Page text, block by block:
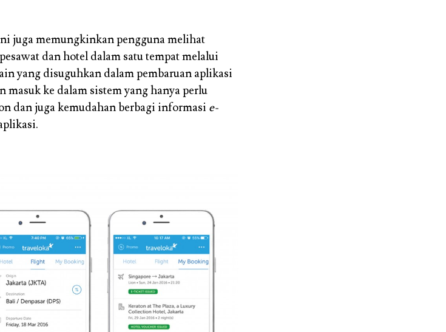
juga memungkinkan pengguna melihat
dan hotel dalam satu tempat melalui
yang disuguhkan dalam pembaruan aplikasi
ke dalam sistem yang hanya perlu
dan juga kemudahan berbagi informasi e-